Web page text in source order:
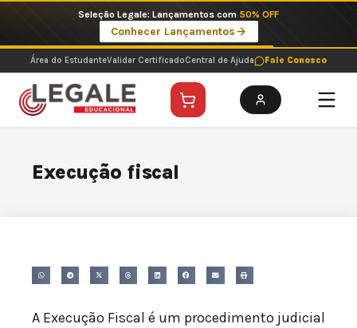
o
conteúdo
Seleção Legale: Lançamentos com 50% OFF
Conhecer Lançamentos
Área do EstudanteValidar CertificadoCentral de Ajuda Fale Conosco
Execução fiscal
A Execução Fiscal é um procedimento judicial